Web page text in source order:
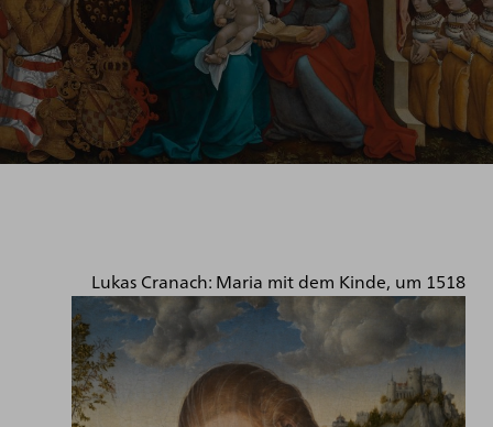
Lukas Cranach: Maria mit dem Kinde, um 1518